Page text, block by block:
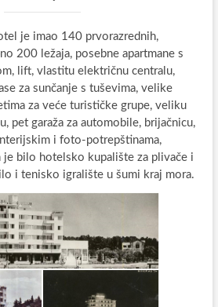
je imao 140 prvorazrednih,
200 ležaja, posebne apartmane s
lift, vlastitu električnu centralu,
za sunčanje s tuševima, velike
za veće turističke grupe, veliku
pet garaža za automobile, brijačnicu,
i foto-potrepštinama,
bilo hotelsko kupalište za plivače i
i tenisko igralište u šumi kraj mora.